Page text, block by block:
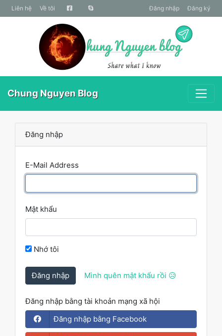
liên hệ Về tôi Đăng nhập Đăng ký
Chung Nguyen Blog
Đăng nhập
E-Mail Address
Mật khẩu
Nhớ tôi
Đăng nhập Mình quên mật khẩu rồi 😥
Đăng nhập bằng tài khoản mạng xã hội
Đăng nhập bằng Facebook